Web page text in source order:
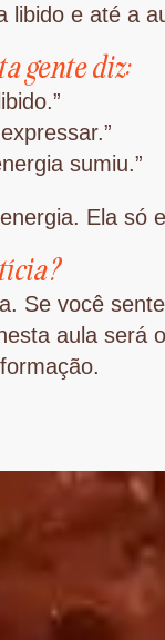
libido e até a
gente diz:
sumiu.”
Ela só
Se você
aula será